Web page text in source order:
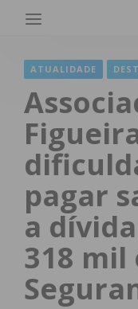
ATUALIDADE
pagar
a
318 mil